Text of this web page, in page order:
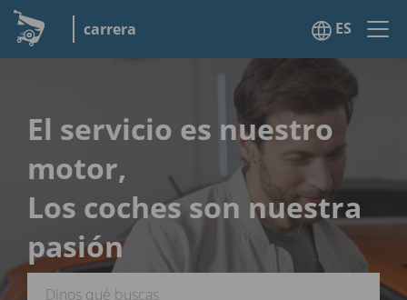
carrera ES
El servicio es nuestro
motor,
Los coches son nuestra
pasión